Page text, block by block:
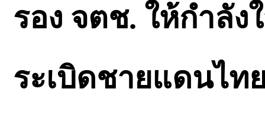
รอง จตช. ให้กำลัง
ระเบิดชายแดนไท